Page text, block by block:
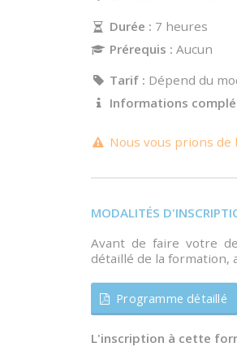
Durée : 7 heures
Prérequis : Aucun
Tarif : Dépend du
Informations
Nous vous prions
MODALITÉS
Avant de faire votre
détaillé de la
Programme détaillé
L'inscription à cette